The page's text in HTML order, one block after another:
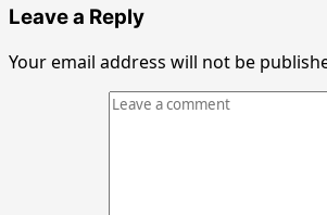
Leave a Reply
Your email address will not be